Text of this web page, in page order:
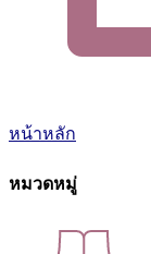
หน้าหลัก
หมวดหมู่